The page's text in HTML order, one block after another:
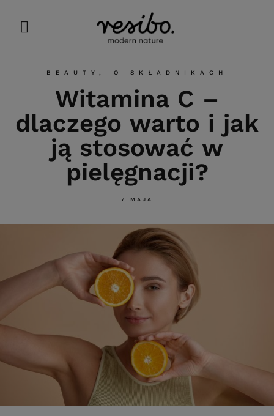
BEAUTY , O SKŁADNIKACH
Witamina C –
dlaczego warto i jak
ją stosować w
pielęgnacji?
7 MAJA